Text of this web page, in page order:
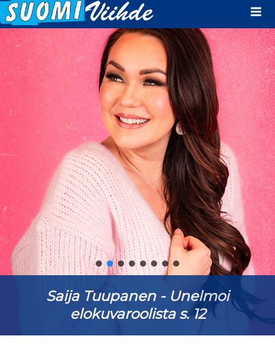
Saija Tuupanen - Unelmoi
elokuvaroolista s. 12